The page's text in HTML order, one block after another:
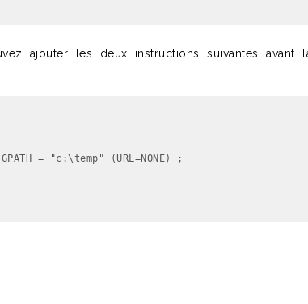
ajouter les deux instructions suivantes avant